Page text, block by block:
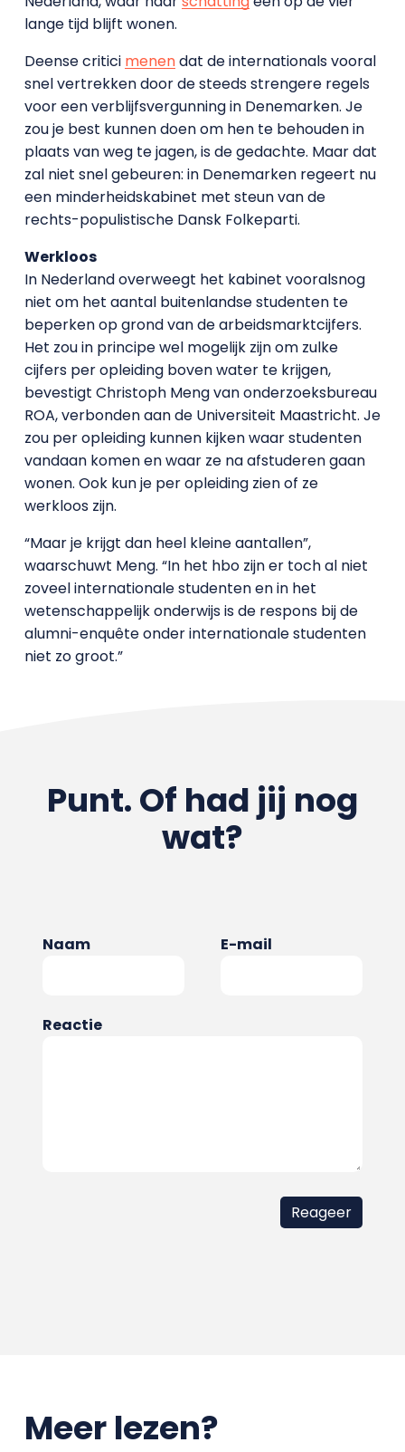
lange tijd blijft wonen.
Deense critici menendat de internationals vooral
snel vertrekken door de steeds strengere regels
voor een verblijfsvergunning in Denemarken. Je
zou je best kunnen doen om hen te behouden in
plaats van weg te jagen, is de gedachte. Maar dat
zal niet snel gebeuren: in Denemarken regeert nu
een minderheidskabinet met steun van de
rechts-populistische Dansk Folkeparti.
Werkloos
In Nederland overweegt het kabinet vooralsnog
niet om het aantal buitenlandse studenten te
beperken op grond van de arbeidsmarktcijfers.
Het zou in principe wel mogelijk zijn om zulke
cijfers per opleiding boven water te krijgen,
bevestigt Christoph Meng van onderzoeksbureau
ROA, verbonden aan de Universiteit Maastricht. Je
zou per opleiding kunnen kijken waar studenten
vandaan komen en waar ze na afstuderen gaan
wonen. Ook kun je per opleiding zien of ze
werkloos zijn.
“Maar je krijgt dan heel kleine aantallen”,
waarschuwt Meng. “In het hbo zijn er toch al niet
zoveel internationale studenten en in het
wetenschappelijk onderwijs is de respons bij de
alumni-enquête onder internationale studenten
niet zo groot.”
Punt. Of had jij nog
wat?
Naam E-mail
Reactie
Meer lezen?